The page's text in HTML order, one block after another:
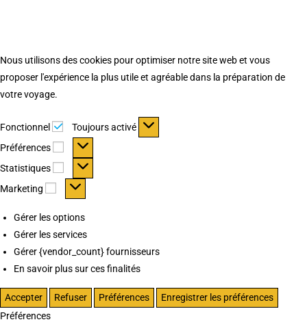
Nous utilisons des cookies pour optimiser notre site web et vous
proposer l'expérience la plus utile et agréable dans la préparation de
votre voyage.
Fonctionnel Fonctionnel
Toujours activé
Préférences
Préférences
Statistiques Statistiques
Marketing Marketing
Gérer les options
Gérer les services
Gérer {vendor_count} fournisseurs
En savoir plus sur ces finalités
Accepter Refuser Préférences
Enregistrer les préférences
Préférences